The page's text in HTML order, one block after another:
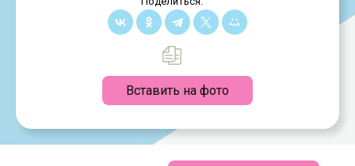
Вставить на фото